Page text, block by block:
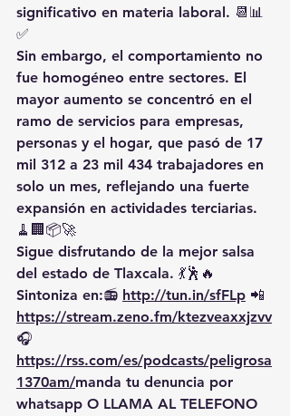
significativo en materia laboral. 📆📊
✅
Sin embargo, el comportamiento no
fue homogéneo entre sectores. El
mayor aumento se concentró en el
ramo de servicios para empresas,
personas y el hogar, que pasó de 17
mil 312 a 23 mil 434 trabajadores en
solo un mes, reflejando una fuerte
expansión en actividades terciarias.
🧹🏢📦🚀
Sigue disfrutando de la mejor salsa
del estado de Tlaxcala. 💃🕺🔥
Sintoniza en:📻 http://tun.in/sfFLp 📲
https://stream.zeno.fm/ktezveaxxjzvv
🎧
https://rss.com/es/podcasts/peligrosa
1370am/manda tu denuncia por
whatsapp O LLAMA AL TELEFONO